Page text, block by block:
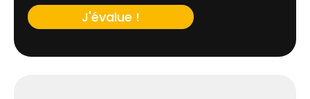
J'évalue !